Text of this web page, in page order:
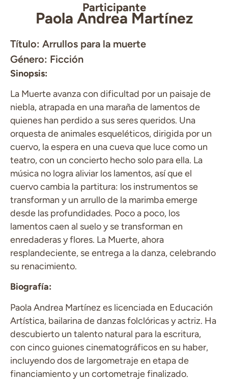
Participante
Paola Andrea Martínez
Título: Arrullos para la muerte
Género: Ficción
Sinopsis:
La Muerte avanza con dificultad por un paisaje de
niebla, atrapada en una maraña de lamentos de
quienes han perdido a sus seres queridos. Una
orquesta de animales esqueléticos, dirigida por un
cuervo, la espera en una cueva que luce como un
teatro, con un concierto hecho solo para ella. La
música no logra aliviar los lamentos, así que el
cuervo cambia la partitura: los instrumentos se
transforman y un arrullo de la marimba emerge
desde las profundidades. Poco a poco, los
lamentos caen al suelo y se transforman en
enredaderas y flores. La Muerte, ahora
resplandeciente, se entrega a la danza, celebrando
su renacimiento.
Biografía:
Paola Andrea Martínez es licenciada en Educación
Artística, bailarina de danzas folclóricas y actriz. Ha
descubierto un talento natural para la escritura,
con cinco guiones cinematográficos en su haber,
incluyendo dos de largometraje en etapa de
financiamiento y un cortometraje finalizado.